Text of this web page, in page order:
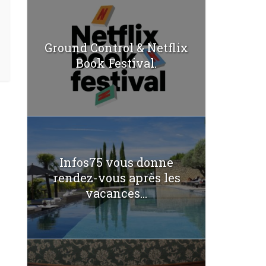
Ground Control & Netflix
Book Festival.
Infos75 vous donne
rendez-vous après les
vacances...